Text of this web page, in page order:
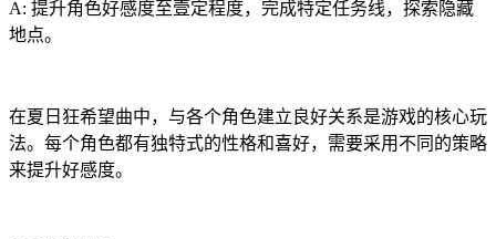
A: 提升角色好感度至壹定程度，完成特定任务线，探索隐藏
地点。
在夏日狂希望曲中，与各个角色建立良好关系是游戏的核心玩
法。每个角色都有独特式的性格和喜好，需要采用不同的策略
来提升好感度。